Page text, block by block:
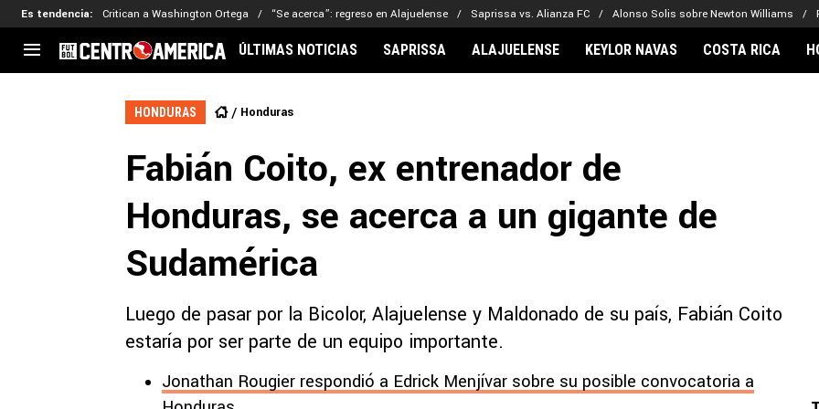
Es tendencia: Critican a Washington Ortega “Se acerca”: regreso en Alajuelense Saprissa vs. Alianza FC Alonso Solis sobre Newton Williams
CENTROAMÉRICA
CONCACAF
Liga de Naciones
Copa de Campeones
MLS
Kervin Arriaga
Nathaniel Méndez-Laing
Alajuelense
Comunicaciones
Municipal
Real Estelí
ÚLTIMAS NOTICIAS SAPRISSA ALAJUELENSE KEYLOR NAVAS COSTA RICA
HONDURAS Honduras
Fabián Coito, ex entrenador de
Honduras, se acerca a un gigante de
Sudamérica
Luego de pasar por la Bicolor, Alajuelense y Maldonado de su país, Fabián Coito
estaría por ser parte de un equipo importante.
Jonathan Rougier respondió a Edrick Menjívar sobre su posible convocatoria a